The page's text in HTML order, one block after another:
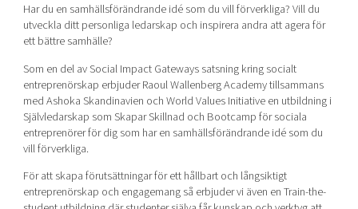
Reversed mentorship
Current offers and activities
Funding opportunities
Our clusters
Reach out to us
Locations
Har du en samhällsförändrande idé som du vill förverkliga? Vill du
utveckla ditt personliga ledarskap och inspirera andra att agera för
ett bättre samhälle?
Som en del av Social Impact Gateways satsning kring socialt
entreprenörskap erbjuder Raoul Wallenberg Academy tillsammans
med Ashoka Skandinavien och World Values Initiative en utbildning i
Självledarskap som Skapar Skillnad och Bootcamp för sociala
entreprenörer för dig som har en samhällsförändrande idé som du
vill förverkliga.
För att skapa förutsättningar för ett hållbart och långsiktigt
entreprenörskap och engagemang så erbjuder vi även en Train-the-